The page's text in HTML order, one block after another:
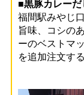
■黒豚カレー
福間駅みやじ
旨味、コシの
ーのベストマ
を追加注文す